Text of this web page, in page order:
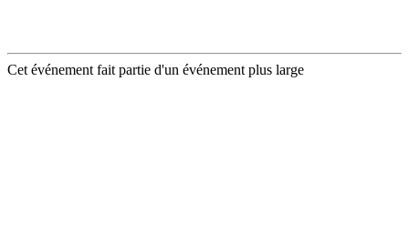
Cet événement fait partie d'un événement plus large